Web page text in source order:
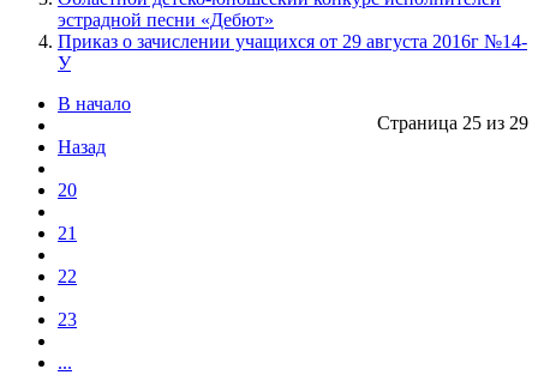
эстрадной песни «Дебют»
Приказ о зачислении учащихся от 29 августа 2016г №14-
У
Страница 25 из 29
В начало
Назад
20
21
22
23
...